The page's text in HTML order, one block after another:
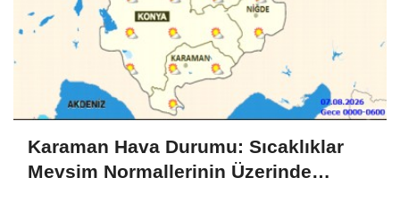
Karaman Hava Durumu: Sıcaklıklar
Mevsim Normallerinin Üzerinde